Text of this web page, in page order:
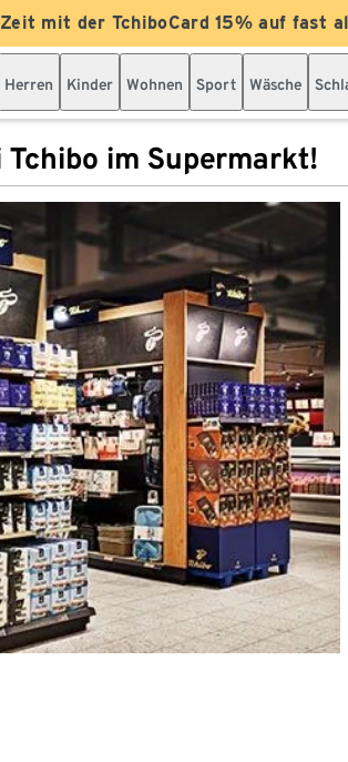
mit der TchiboCard 15% auf fast
Herren Kinder Wohnen Sport Wäsche
im Supermarkt!